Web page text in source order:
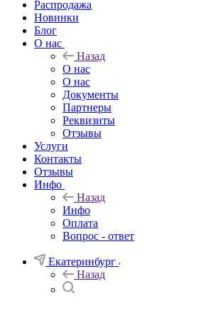
Распродажа
Новинки
Блог
О нас
Назад
О нас
О нас
Документы
Партнеры
Реквизиты
Отзывы
Услуги
Контакты
Отзывы
Инфо
Назад
Инфо
Оплата
Вопрос - ответ
Екатеринбург
Назад